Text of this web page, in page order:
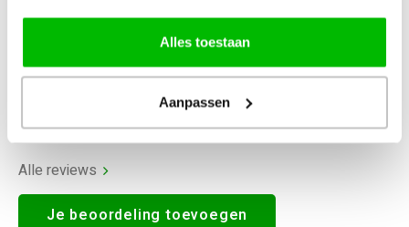
Alles toestaan
Aanpassen
0Reviews
Alle reviews
Je beoordeling toevoegen